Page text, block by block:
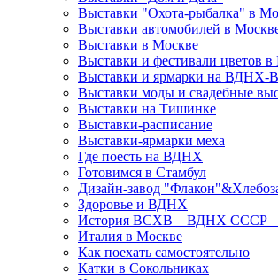
Выставки "Охота-рыбалка" в
Выставки автомобилей в
Выставки в Москве
Выставки и фестивали цветов
Выставки и ярмарки на ВДНХ-
Выставки моды и свадебные
Выставки на Тишинке
Выставки-расписание
Выставки-ярмарки меха
Где поесть на ВДНХ
Готовимся в Стамбул
Дизайн-завод
Здоровье и ВДНХ
История ВСХВ – ВДНХ СССР
Италия в Москве
Как поехать самостоятельно
Катки в Сокольниках